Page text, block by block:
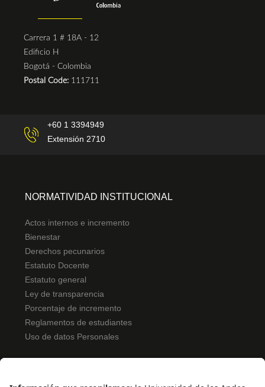
Carrera 1 # 18A - 12
Edificio H
Bogotá - Colombia
Postal Code: 111711
+60 1 3394949
Extensión 2710
NORMATIVIDAD INSTITUCIONAL
Actos internos e incremento
Bienestar
Derechos pecunarios
Estatuto Docente
Estatuto general
Ley de transparencia
Porcentaje de incremento
Reglamentos de estudiantes
Uso de datos Personales